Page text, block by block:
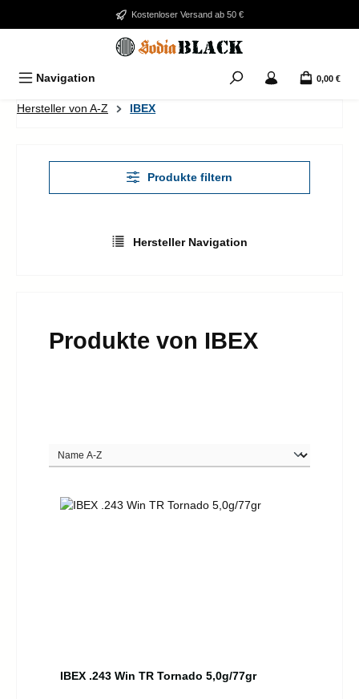
Zum Hauptinhalt springenKostenloser Versand ab 50 €
Navigation 0,00 €
Hersteller von A-Z IBEX
Produkte filtern
Hersteller Navigation
Produkte von IBEX
IBEX .243 Win TR Tornado 5,0g/77gr